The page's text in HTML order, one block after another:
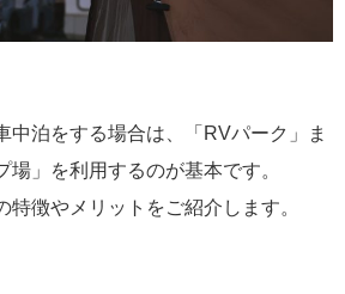
中泊をする場合は、「RVパーク」ま
場」を利用するのが基本です。
特徴やメリットをご紹介します。